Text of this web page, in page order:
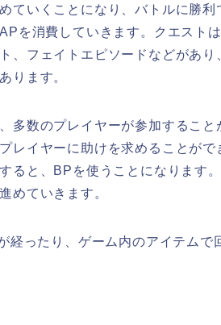
ていくことになり、バトルに勝利
を消費していきます。クエスト
、フェイトエピソードなどがあり
ります。
多数のプレイヤーが参加すること
レイヤーに助けを求めることがで
ると、BPを使うことになります
めていきます。
ったり、ゲーム内のアイテムで